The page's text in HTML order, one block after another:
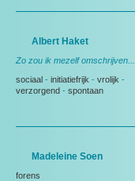
Albert Haket
Zo zou ik mezelf omschrijven...
sociaal - initiatiefrijk - vrolijk -
verzorgend - spontaan
Madeleine Soen
forens